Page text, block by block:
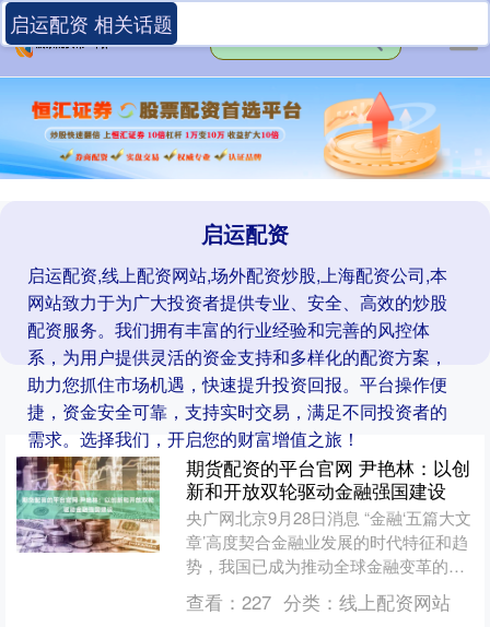
启运配资
启运配资,线上配资网站,场外配资炒股,上海配资公司,本
网站致力于为广大投资者提供专业、安全、高效的炒股
配资服务。我们拥有丰富的行业经验和完善的风控体
系，为用户提供灵活的资金支持和多样化的配资方案，
助力您抓住市场机遇，快速提升投资回报。平台操作便
捷，资金安全可靠，支持实时交易，满足不同投资者的
需求。选择我们，开启您的财富增值之旅！
启运配资 相关话题
期货配资的平台官网 尹艳林：以创
新和开放双轮驱动金融强国建设
央广网北京9月28日消息 “金融‘五篇大文
章’高度契合金融业发展的时代特征和趋
势，我国已成为推动全球金融变革的重
要力量。”中央财经委员会办公室原副主
任尹艳林在日....
查看： 227 分类： 线上配资网站